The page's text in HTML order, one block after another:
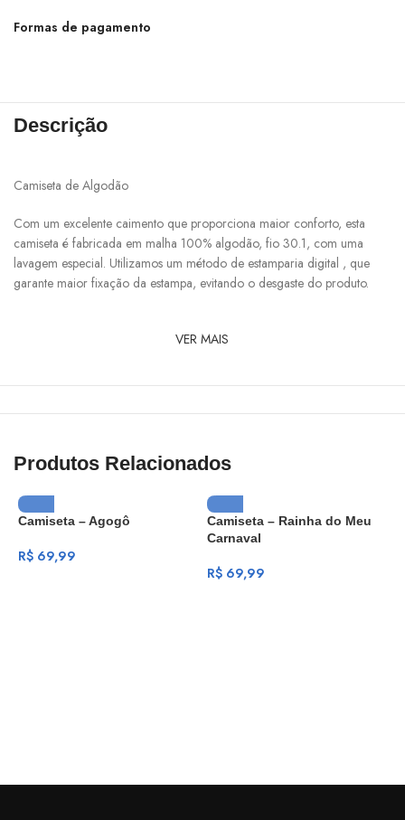
Formas de pagamento
Descrição
Camiseta de Algodão
Com um excelente caimento que proporciona maior conforto, esta
camiseta é fabricada em malha 100% algodão, fio 30.1, com uma
lavagem especial. Utilizamos um método de estamparia digital , que
garante maior fixação da estampa, evitando o desgaste do produto.
VER MAIS
Produtos Relacionados
Camiseta – Agogô
R$ 69,99
Camiseta – Rainha do Meu
Carnaval
R$69,99